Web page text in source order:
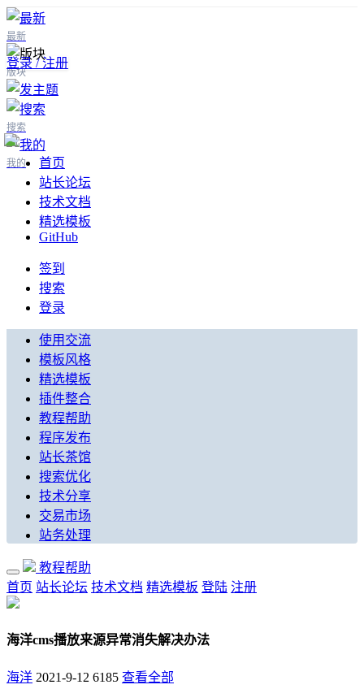
最新
版块
搜索
我的
登录 / 注册
首页
站长论坛
技术文档
精选模板
GitHub
签到
搜索
登录
使用交流
模板风格
精选模板
插件整合
教程帮助
程序发布
站长茶馆
搜索优化
技术分享
交易市场
站务处理
教程帮助
首页 站长论坛 技术文档 精选模板 登陆 注册
海洋cms播放来源异常消失解决办法
海洋 2021-9-12 6185 查看全部